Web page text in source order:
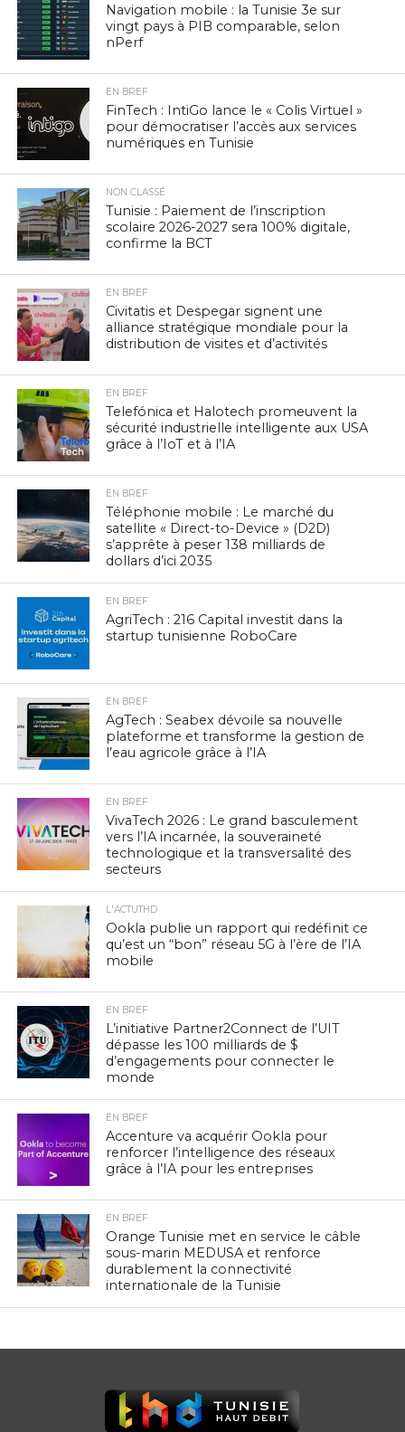
Navigation mobile : la Tunisie 3e sur
vingt pays à PIB comparable, selon
nPerf
EN BREF
FinTech : IntiGo lance le « Colis Virtuel »
pour démocratiser l’accès aux services
numériques en Tunisie
NON CLASSÉ
Tunisie : Paiement de l’inscription
scolaire 2026-2027 sera 100% digitale,
confirme la BCT
EN BREF
Civitatis et Despegar signent une
alliance stratégique mondiale pour la
distribution de visites et d’activités
EN BREF
Telefónica et Halotech promeuvent la
sécurité industrielle intelligente aux USA
grâce à l’IoT et à l’IA
EN BREF
Téléphonie mobile : Le marché du
satellite « Direct-to-Device » (D2D)
s’apprête à peser 138 milliards de
dollars d’ici 2035
EN BREF
AgriTech : 216 Capital investit dans la
startup tunisienne RoboCare
EN BREF
AgTech : Seabex dévoile sa nouvelle
plateforme et transforme la gestion de
l’eau agricole grâce à l’IA
EN BREF
VivaTech 2026 : Le grand basculement
vers l’IA incarnée, la souveraineté
technologique et la transversalité des
secteurs
L'ACTUTHD
Ookla publie un rapport qui redéfinit ce
qu’est un “bon” réseau 5G à l’ère de l’IA
mobile
EN BREF
L’initiative Partner2Connect de l’UIT
dépasse les 100 milliards de $
d’engagements pour connecter le
monde
EN BREF
Accenture va acquérir Ookla pour
renforcer l’intelligence des réseaux
grâce à l’IA pour les entreprises
EN BREF
Orange Tunisie met en service le câble
sous-marin MEDUSA et renforce
durablement la connectivité
internationale de la Tunisie